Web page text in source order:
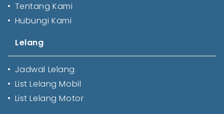
• Tentang Kami
• Hubungi Kami
Lelang
• Jadwal Lelang
• List Lelang Mobil
• List Lelang Motor